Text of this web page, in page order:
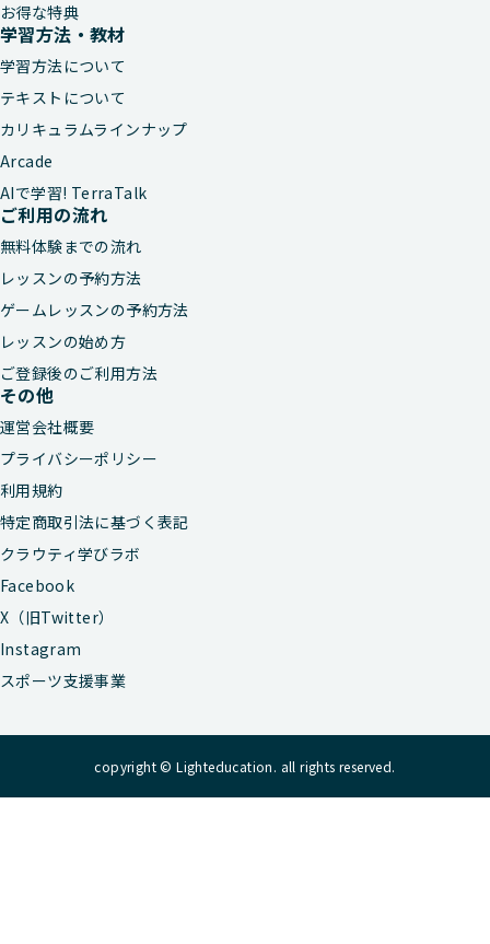
お得な特典
学習方法・教材
学習方法について
テキストについて
カリキュラムラインナップ
Arcade
AIで学習! TerraTalk
ご利用の流れ
無料体験までの流れ
レッスンの予約方法
ゲームレッスンの予約方法
レッスンの始め方
ご登録後のご利用方法
その他
運営会社概要
プライバシーポリシー
利用規約
特定商取引法に基づく表記
クラウティ学びラボ
Facebook
X（旧Twitter）
Instagram
スポーツ支援事業
copyright © Lighteducation. all rights reserved.